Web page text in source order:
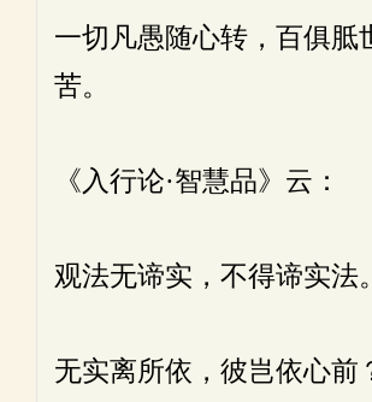
一切凡愚随心转，百俱胝
苦。
《入行论·智慧品》云：
观法无谛实，不得谛实法。
无实离所依，彼岂依心前